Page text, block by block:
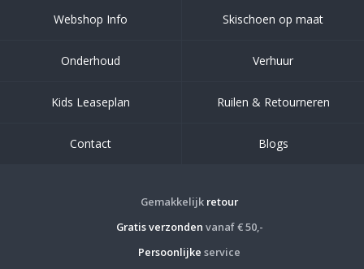
Webshop Info Skischoen op maat
Onderhoud Verhuur
Kids Leaseplan Ruilen & Retourneren
Contact Blogs
Gemakkelijk retour
Gratis verzonden vanaf € 50,-
Persoonlijke service